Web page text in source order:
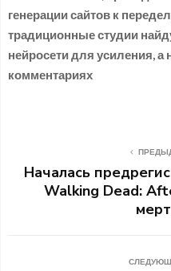
генерации сайтов к
традиционные студии
нейросети для усиления,
комментариях
Началась
Walking Dead: